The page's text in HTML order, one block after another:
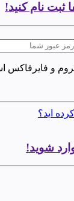
ثبت نام کنید!
و فایرفاکس
اید؟
شوید!